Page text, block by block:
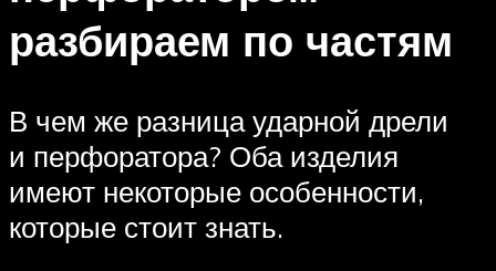
разбираем по частям
В чем же разница ударной дрели
и перфоратора? Оба изделия
имеют некоторые особенности,
которые стоит знать.